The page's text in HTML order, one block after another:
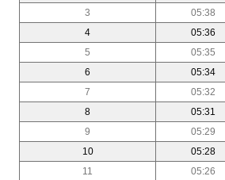
3
05:38
4
05:36
5
05:35
6
05:34
7
05:32
8
05:31
9
05:29
10
05:28
11
05:26